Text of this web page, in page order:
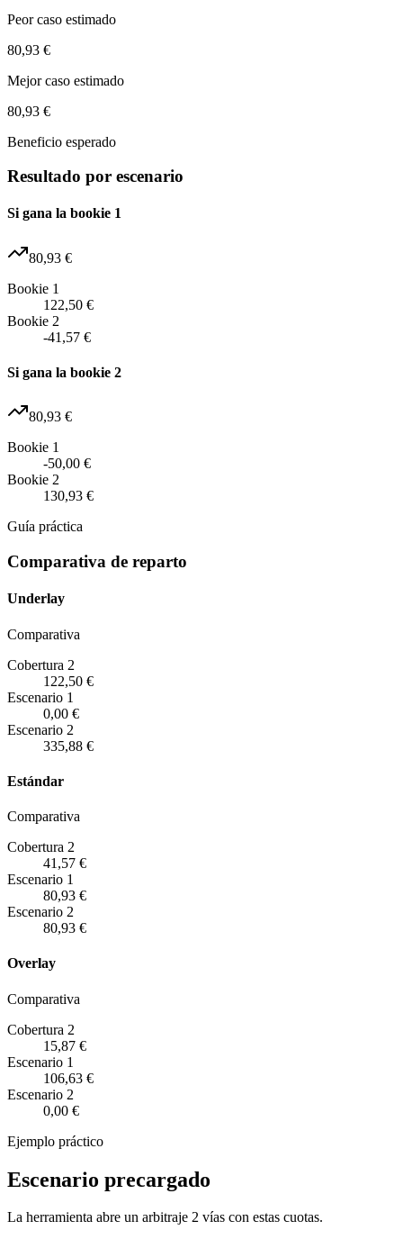
Peor caso estimado
80,93 €
Mejor caso estimado
80,93 €
Beneficio esperado
Resultado por escenario
Si gana la bookie 1
80,93 €
Bookie 1
122,50 €
Bookie 2
-41,57 €
Si gana la bookie 2
80,93 €
Bookie 1
-50,00 €
Bookie 2
130,93 €
Guía práctica
Comparativa de reparto
Underlay
Comparativa
Cobertura 2
122,50 €
Escenario 1
0,00 €
Escenario 2
335,88 €
Estándar
Comparativa
Cobertura 2
41,57 €
Escenario 1
80,93 €
Escenario 2
80,93 €
Overlay
Comparativa
Cobertura 2
15,87 €
Escenario 1
106,63 €
Escenario 2
0,00 €
Ejemplo práctico
Escenario precargado
La herramienta abre un arbitraje 2 vías con estas cuotas.